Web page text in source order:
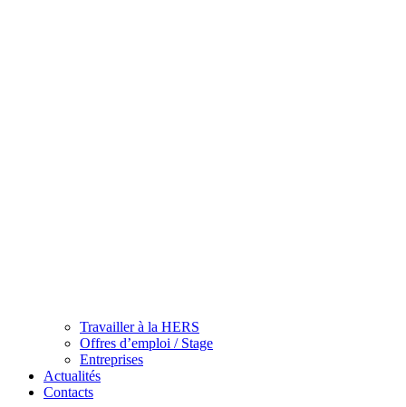
Travailler à la HERS
Offres d’emploi / Stage
Entreprises
Actualités
Contacts